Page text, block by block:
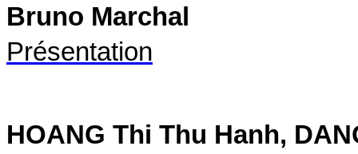
Bruno Marchal
Présentation
HOANG Thi Thu Hanh,